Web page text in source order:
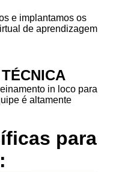
e implantamos os
de aprendizagem
in loco para
é altamente
para